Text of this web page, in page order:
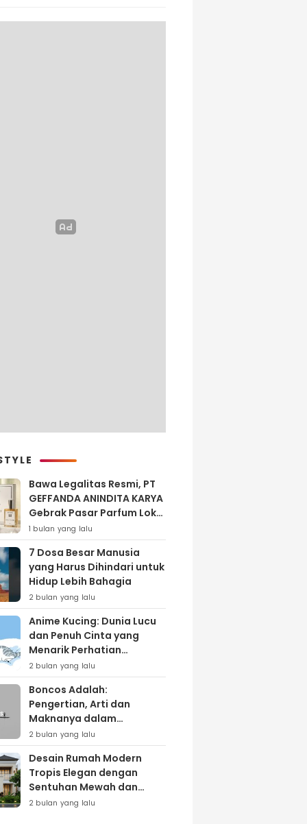
Bawa Legalitas Resmi, PT
GEFFANDA ANINDITA KARYA
Gebrak Pasar Parfum Lokal
Lewat Varian ‘Daily Bliss’
1 bulan yang lalu
7 Dosa Besar Manusia
yang Harus Dihindari untuk
Hidup Lebih Bahagia
2 bulan yang lalu
Anime Kucing: Dunia Lucu
dan Penuh Cinta yang
Menarik Perhatian
Penggemar
2 bulan yang lalu
Boncos Adalah:
Pengertian, Arti dan
Maknanya dalam
Kehidupan Sehari-hari
2 bulan yang lalu
Desain Rumah Modern
Tropis Elegan dengan
Sentuhan Mewah dan
Natural
2 bulan yang lalu